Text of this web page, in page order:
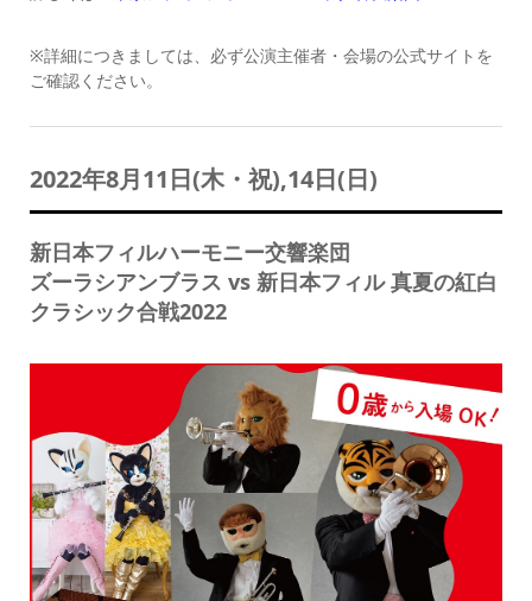
※詳細につきましては、必ず公演主催者・会場の公式サイトを
ご確認ください。
2022年8月11日(木・祝),14日(日)
新日本フィルハーモニー交響楽団
ズーラシアンブラス vs 新日本フィル 真夏の紅白
クラシック合戦2022